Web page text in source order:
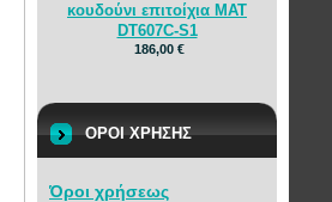
κουδούνι επιτοίχια MAT
DT607C-S1
186,00 €
ΟΡΟΙ ΧΡΗΣΗΣ
Όροι χρήσεως